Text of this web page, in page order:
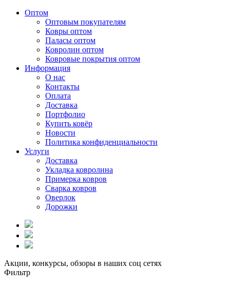
Оптом
Оптовым покупателям
Ковры оптом
Паласы оптом
Ковролин оптом
Ковровые покрытия оптом
Информация
О нас
Контакты
Оплата
Доставка
Портфолио
Купить ковёр
Новости
Политика конфиденциальности
Услуги
Доставка
Укладка ковролина
Примерка ковров
Сварка ковров
Оверлок
Дорожки
Акции, конкурсы, обзоры в наших соц сетях
Фильтр